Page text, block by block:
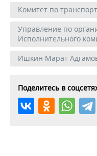
Комитет по
Управление по
Исполнительного
Ишкин Марат
Поделитесь в